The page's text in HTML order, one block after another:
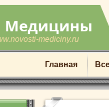
mediciny.ru
Главная